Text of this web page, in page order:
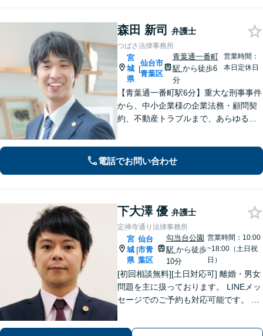
森田 新司 弁護士
つばさ法律事務所
宮
城
県
|
仙台市
青葉区
青葉通一番町
駅 から徒歩6
分
営業時間：
本日定休日
【青葉通一番町駅6分】重大な刑事事件
から、中小企業様の企業法務・顧問契
約、不動産トラブルまで、あらゆる法
もございます。一人で抱え込まず、ま
電話でお問い合わせ
下大澤 優 弁護士
定禅寺通り法律事務所
宮
城
県
|
仙台
市青
葉区
勾当台公園
駅 から徒歩
10分
営業時間：10:00
~18:00（土日祝
日）
[初回相談無料][土日対応可] 離婚・男女
問題を主に扱っております。 LINEメッ
セージでのご予約も対応可能です。 LI